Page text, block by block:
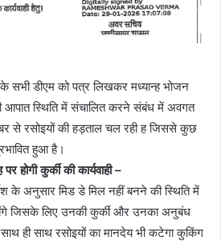
सभी डीएम को पत्र लिखकर मध्यान्ह भोजन
आपात स्थिति में संचालित करने संबंध में अवगत
से रसोइयों की हड़ताल चल रही ह जिससे कुछ
हुआ है।
होगी कुर्की की कार्यवाही –
के अनुसार मिड डे मिल नहीं बनने की स्थिति में
जिसके लिए उनकी कुर्की और उनका अनुबंध
साथ ही साथ रसोइयों का मानदेय भी कटेगा कुकिंग